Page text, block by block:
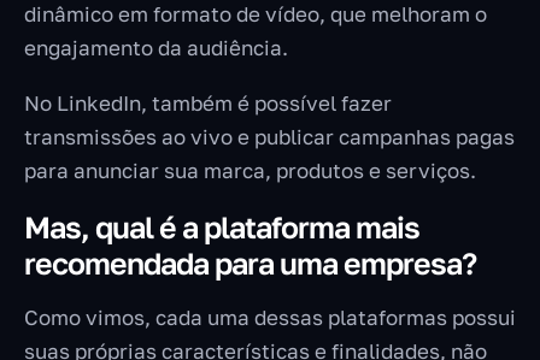
dinâmico em formato de vídeo, que melhoram o
engajamento da audiência.
No LinkedIn, também é possível fazer
transmissões ao vivo e publicar campanhas pagas
para anunciar sua marca, produtos e serviços.
Mas, qual é a plataforma mais
recomendada para uma empresa?
Como vimos, cada uma dessas plataformas possui
suas próprias características e finalidades, não